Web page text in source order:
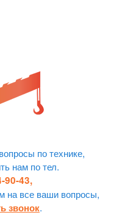
по технике,
нам по тел.
90-43,
на все ваши вопросы,
звонок.